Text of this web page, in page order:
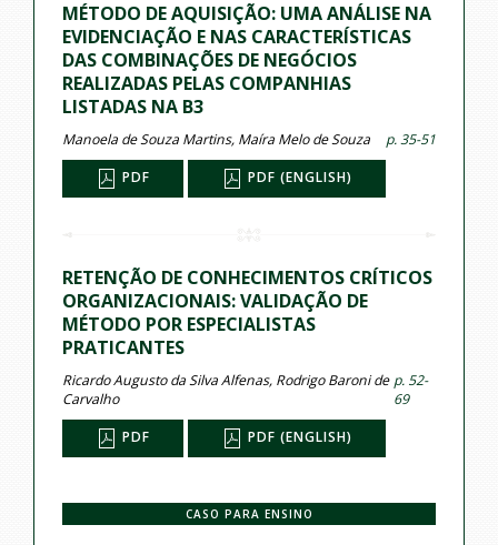
MÉTODO DE AQUISIÇÃO: UMA ANÁLISE NA
EVIDENCIAÇÃO E NAS CARACTERÍSTICAS
DAS COMBINAÇÕES DE NEGÓCIOS
REALIZADAS PELAS COMPANHIAS
LISTADAS NA B3
Manoela de Souza Martins, Maíra Melo de Souza p. 35-51
PDF PDF (ENGLISH)
RETENÇÃO DE CONHECIMENTOS CRÍTICOS
ORGANIZACIONAIS: VALIDAÇÃO DE
MÉTODO POR ESPECIALISTAS
PRATICANTES
Ricardo Augusto da Silva Alfenas, Rodrigo Baroni de
Carvalho
p. 52-
69
PDF PDF (ENGLISH)
CASO PARA ENSINO